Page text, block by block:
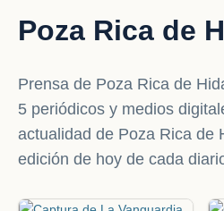
Poza Rica de
Prensa de Poza Rica de
5 periódicos y medios
actualidad de Poza Rica de
edición de hoy de cada